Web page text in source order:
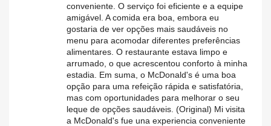
conveniente. O serviço foi eficiente e a equipe
amigável. A comida era boa, embora eu
gostaria de ver opções mais saudáveis ​​no
menu para acomodar diferentes preferências
alimentares. O restaurante estava limpo e
arrumado, o que acrescentou conforto à minha
estadia. Em suma, o McDonald's é uma boa
opção para uma refeição rápida e satisfatória,
mas com oportunidades para melhorar o seu
leque de opções saudáveis. (Original) Mi visita
a McDonald's fue una experiencia conveniente